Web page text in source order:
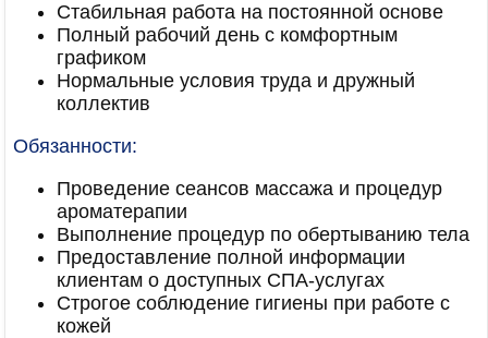
Стабильная работа на постоянной основе
Полный рабочий день с комфортным
графиком
Нормальные условия труда и дружный
коллектив
Обязанности:
Проведение сеансов массажа и процедур
ароматерапии
Выполнение процедур по обертыванию тела
Предоставление полной информации
клиентам о доступных СПА-услугах
Строгое соблюдение гигиены при работе с
кожей